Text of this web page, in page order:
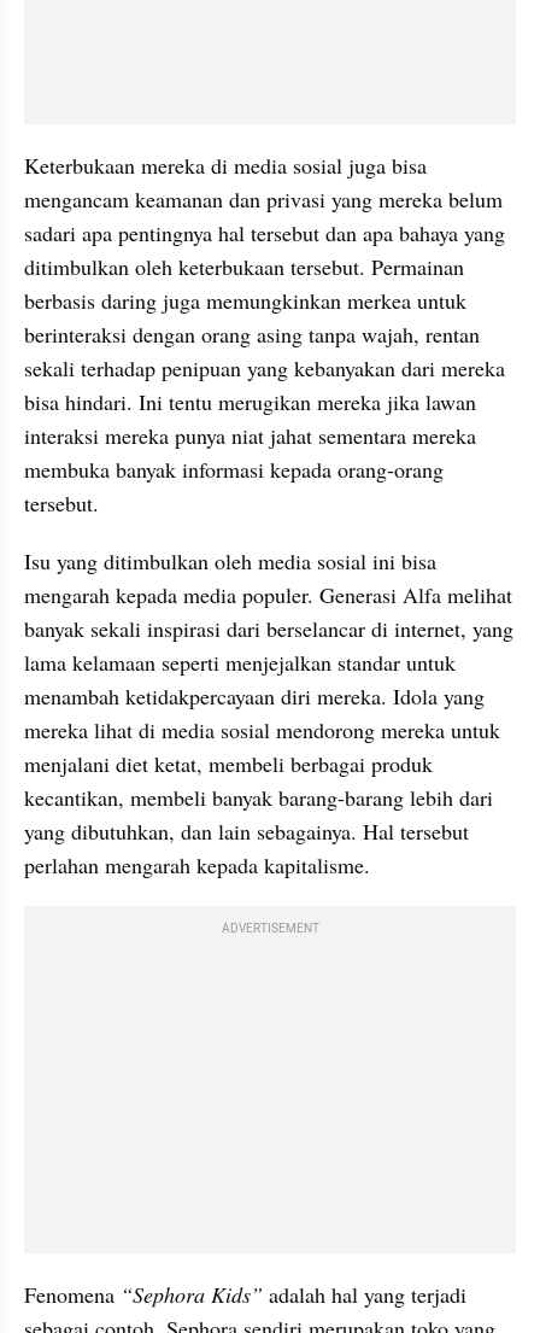
Keterbukaan mereka di media sosial juga bisa
mengancam keamanan dan privasi yang mereka belum
sadari apa pentingnya hal tersebut dan apa bahaya yang
ditimbulkan oleh keterbukaan tersebut. Permainan
berbasis daring juga memungkinkan merkea untuk
berinteraksi dengan orang asing tanpa wajah, rentan
sekali terhadap penipuan yang kebanyakan dari mereka
bisa hindari. Ini tentu merugikan mereka jika lawan
interaksi mereka punya niat jahat sementara mereka
membuka banyak informasi kepada orang-orang
tersebut.
Isu yang ditimbulkan oleh media sosial ini bisa
mengarah kepada media populer. Generasi Alfa melihat
banyak sekali inspirasi dari berselancar di internet, yang
lama kelamaan seperti menjejalkan standar untuk
menambah ketidakpercayaan diri mereka. Idola yang
mereka lihat di media sosial mendorong mereka untuk
menjalani diet ketat, membeli berbagai produk
kecantikan, membeli banyak barang-barang lebih dari
yang dibutuhkan, dan lain sebagainya. Hal tersebut
perlahan mengarah kepada kapitalisme.
ADVERTISEMENT
Fenomena “Sephora Kids” adalah hal yang terjadi